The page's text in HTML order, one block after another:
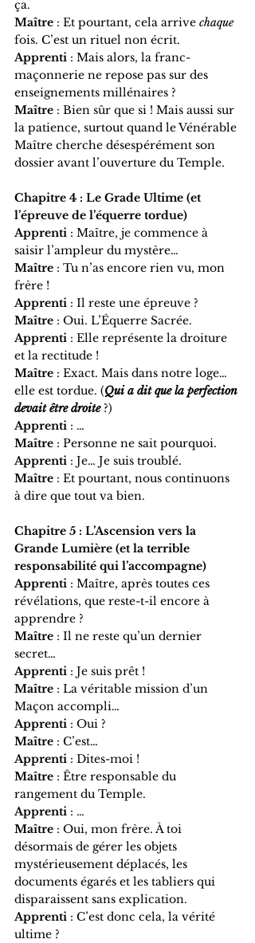
ça.
Maître : Et pourtant, cela arrive chaque
fois. C’est un rituel non écrit.
Apprenti : Mais alors, la franc-
maçonnerie ne repose pas sur des
enseignements millénaires ?
Maître : Bien sûr que si ! Mais aussi sur
la patience, surtout quand le Vénérable
Maître cherche désespérément son
dossier avant l’ouverture du Temple.
Chapitre 4 : Le Grade Ultime (et
l’épreuve de l’équerre tordue)
Apprenti : Maître, je commence à
saisir l’ampleur du mystère…
Maître : Tu n’as encore rien vu, mon
frère !
Apprenti : Il reste une épreuve ?
Maître : Oui. L’Équerre Sacrée.
Apprenti : Elle représente la droiture
et la rectitude !
Maître : Exact. Mais dans notre loge…
elle est tordue. (Qui a dit que la perfection
devait être droite ?)
Apprenti : …
Maître : Personne ne sait pourquoi.
Apprenti : Je… Je suis troublé.
Maître : Et pourtant, nous continuons
à dire que tout va bien.
Chapitre 5 : L’Ascension vers la
Grande Lumière (et la terrible
responsabilité qui l’accompagne)
Apprenti : Maître, après toutes ces
révélations, que reste-t-il encore à
apprendre ?
Maître : Il ne reste qu’un dernier
secret…
Apprenti : Je suis prêt !
Maître : La véritable mission d’un
Maçon accompli…
Apprenti : Oui ?
Maître : C’est…
Apprenti : Dites-moi !
Maître : Être responsable du
rangement du Temple.
Apprenti : …
Maître : Oui, mon frère. À toi
désormais de gérer les objets
mystérieusement déplacés, les
documents égarés et les tabliers qui
disparaissent sans explication.
Apprenti : C’est donc cela, la vérité
ultime ?